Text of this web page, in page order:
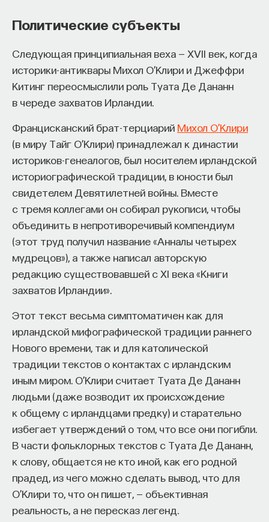
Политические субъекты
Следующая принципиальная веха — XVII век, когда
историки-антиквары Михол О’Клири и Джеффри
Китинг переосмыслили роль Туата Де Дананн
в череде захватов Ирландии.
Францисканский брат-терциарий Михол О’Клири
(в миру Тайг О’Клири) принадлежал к династии
историков-генеалогов, был носителем ирландской
историографической традиции, в юности был
свидетелем Девятилетней войны. Вместе
с тремя коллегами он собирал рукописи, чтобы
объединить в непротиворечивый компендиум
(этот труд получил название «Анналы четырех
мудрецов»), а также написал авторскую
редакцию существовавшей с XI века «Книги
захватов Ирландии».
Этот текст весьма симптоматичен как для
ирландской мифографической традиции раннего
Нового времени, так и для католической
традиции текстов о контактах с ирландским
иным миром. О’Клири считает Туата Де Дананн
людьми (даже возводит их происхождение
к общему с ирландцами предку) и старательно
избегает утверждений о том, что все они погибли.
В части фольклорных текстов с Туата Де Дананн,
к слову, общается не кто иной, как его родной
прадед, из чего можно сделать вывод, что для
О’Клири то, что он пишет, — объективная
реальность, а не пересказ легенд.